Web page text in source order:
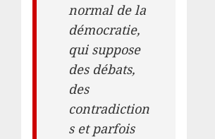
normal de la
démocratie,
qui suppose
des débats,
des
contradiction
s et parfois